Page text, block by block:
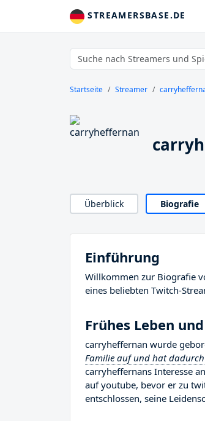
STREAMERSBASE.DE
Startseite Streamer
Überblick Biografie
Einführung
Willkommen zur Biografie
eines beliebten Twitch-
Frühes Leben
carryheffernan wurde
Familie auf und hat dadurch
carryheffernans Interesse
auf youtube, bevor er zu
entschlossen, seine